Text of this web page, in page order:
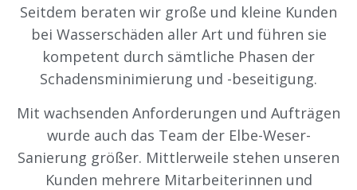
Seitdem beraten wir große und kleine Kunden
bei Wasserschäden aller Art und führen sie
kompetent durch sämtliche Phasen der
Schadensminimierung und -beseitigung.
Mit wachsenden Anforderungen und Aufträgen
wurde auch das Team der Elbe-Weser-
Sanierung größer. Mittlerweile stehen unseren
Kunden mehrere Mitarbeiterinnen und